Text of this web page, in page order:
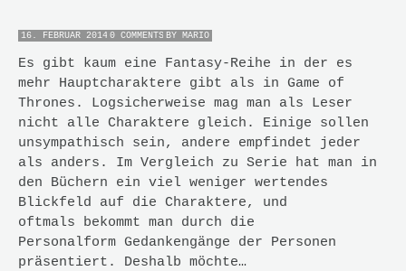
16. FEBRUAR 2014 0 COMMENTS BY MARIO
Es gibt kaum eine Fantasy-Reihe in der es
mehr Hauptcharaktere gibt als in Game of
Thrones. Logsicherweise mag man als Leser
nicht alle Charaktere gleich. Einige sollen
unsympathisch sein, andere empfindet jeder
als anders. Im Vergleich zu Serie hat man in
den Büchern ein viel weniger wertendes
Blickfeld auf die Charaktere, und
oftmals bekommt man durch die
Personalform Gedankengänge der Personen
präsentiert. Deshalb möchte…